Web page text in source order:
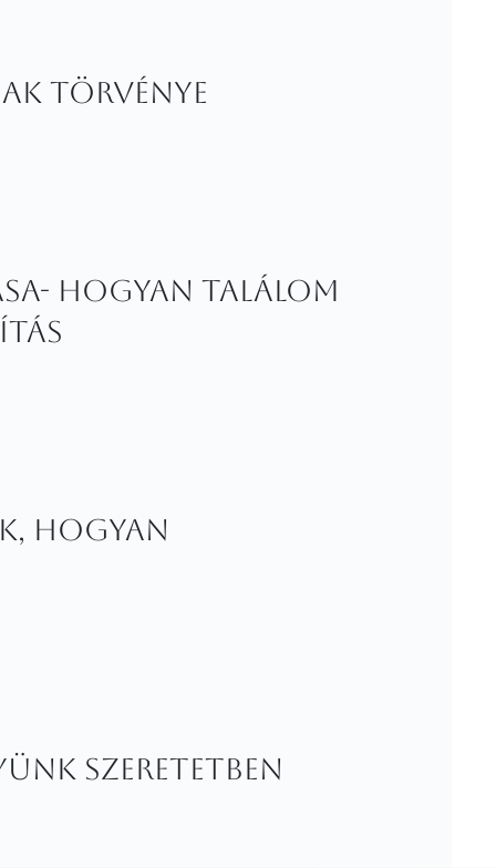
törvénye
Hogyan találom
hogyan
szeretetben